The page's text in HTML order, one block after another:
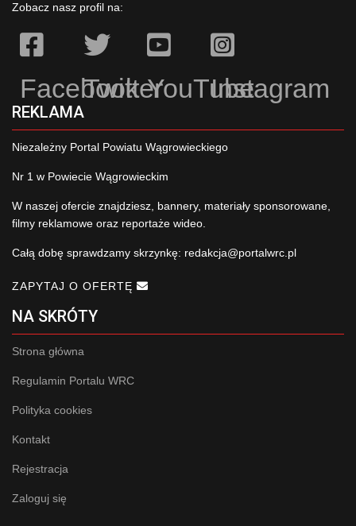
Zobacz nasz profil na:
Facebook
TwitterYouTubeInstagram
REKLAMA
Niezależny Portal Powiatu Wągrowieckiego
Nr 1 w Powiecie Wągrowieckim
W naszej ofercie znajdziesz, bannery, materiały sponsorowane,
filmy reklamowe oraz reportaże wideo.
Całą dobę sprawdzamy skrzynkę: redakcja@portalwrc.pl
ZAPYTAJ O OFERTĘ
NA SKRÓTY
Strona główna
Regulamin Portalu WRC
Polityka cookies
Kontakt
Rejestracja
Zaloguj się